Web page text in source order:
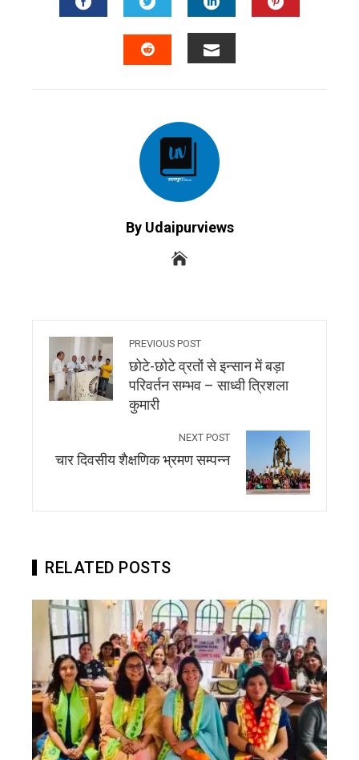
FACEBOOKTWITTERLINKEDIN
By Udaipurviews
PREVIOUS POST
छोटे-छोटे व्रतों से इन्सान में बड़ा
परिवर्तन सम्भव – साध्वी त्रिशला
कुमारी
NEXT POST
चार दिवसीय शैक्षणिक भ्रमण सम्पन्न
RELATED POSTS